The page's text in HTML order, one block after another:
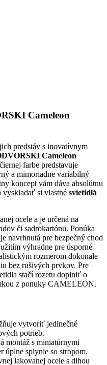
Cameleon
predstáv s inovatívnym
Cameleon
farbe predstavuje
a mimoriadne variabilný
koncept vám dáva absolútnu
vyskladať si vlastné svietidlá
ocele a je určená na
či sadrokartónu. Ponúka
navrhnutá pre bezpečný chod
výhradne pre úsporné
rozmerom dokonale
bez rušivých prvkov. Pre
stačí rozetu doplniť o
z ponuky CAMELEON.
vytvoriť jedinečné
potrieb.
montáž s miniatúrnymi
úplne splynie so stropom.
lakovanej ocele s dlhou